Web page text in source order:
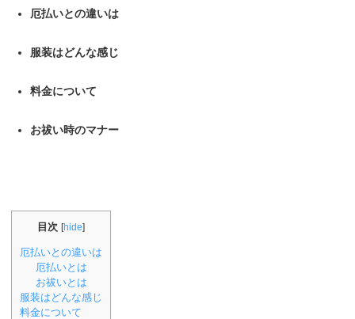
厄払いとの違いは
服装はどんな感じ
料金について
お祓い時のマナー
目次 [hide]
厄払いとの違いは
厄払いとは
お祓いとは
服装はどんな感じ
料金について